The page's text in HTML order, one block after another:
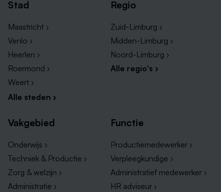
Grootste werkgevers in Schin op Geul
Als je nieuwsgierig bent naar de grootste werkgevers
en vacatures in Schin op Geul, raden we je aan om de
onderstaande bedrijven te bekijken.
In deze lijst krijg je een uitstekend overzicht van de
belangrijkste en invloedrijke bedrijven die
werkgelegenheid bieden. Ook krijg je een goed beeld
van de verscheidenheid aan werkmogelijkheden in het
dorp en kun je gerichter op zoek gaan naar de
perfecte baan die past bij jouw interesses en
Stad
Maastricht ›
Venlo ›
Heerlen ›
Roermond ›
Weert ›
Alle steden ›
Regio
Zuid-Limburg ›
Midden-Limburg ›
Noord-Limburg ›
Alle regio's ›
Vakgebied
Onderwijs ›
Techniek & Productie ›
Zorg & welzijn ›
Administratie ›
Functie
Productiemedewerker ›
Verpleegkundige ›
Administratief medewerker ›
HR adviseur ›